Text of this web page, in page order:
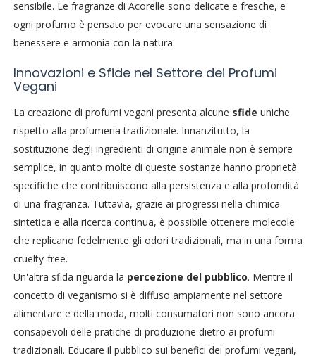
sensibile. Le fragranze di Acorelle sono delicate e fresche, e
ogni profumo è pensato per evocare una sensazione di
benessere e armonia con la natura.
Innovazioni e Sfide nel Settore dei Profumi
Vegani
La creazione di profumi vegani presenta alcune sfide uniche
rispetto alla profumeria tradizionale. Innanzitutto, la
sostituzione degli ingredienti di origine animale non è sempre
semplice, in quanto molte di queste sostanze hanno proprietà
specifiche che contribuiscono alla persistenza e alla profondità
di una fragranza. Tuttavia, grazie ai progressi nella chimica
sintetica e alla ricerca continua, è possibile ottenere molecole
che replicano fedelmente gli odori tradizionali, ma in una forma
cruelty-free.
Un'altra sfida riguarda la percezione del pubblico. Mentre il
concetto di veganismo si è diffuso ampiamente nel settore
alimentare e della moda, molti consumatori non sono ancora
consapevoli delle pratiche di produzione dietro ai profumi
tradizionali. Educare il pubblico sui benefici dei profumi vegani,